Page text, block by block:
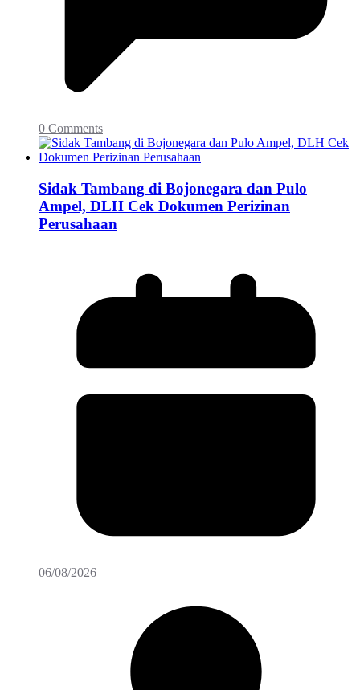
0 Comments
Sidak Tambang di Bojonegara dan Pulo
Ampel, DLH Cek Dokumen Perizinan
Perusahaan
06/08/2026